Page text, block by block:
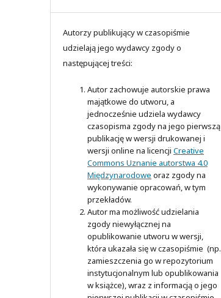
Autorzy publikujący w czasopiśmie
udzielają jego wydawcy zgody o
następującej treści:
Autor zachowuje autorskie prawa
majątkowe do utworu, a
jednocześnie udziela wydawcy
czasopisma zgody na jego pierwszą
publikację w wersji drukowanej i
wersji online na licencji Creative
Commons Uznanie autorstwa 4.0
Międzynarodowe oraz zgody na
wykonywanie opracowań, w tym
przekładów.
Autor ma możliwość udzielania
zgody niewyłącznej na
opublikowanie utworu w wersji,
która ukazała się w czasopiśmie (np.
zamieszczenia go w repozytorium
instytucjonalnym lub opublikowania
w książce), wraz z informacją o jego